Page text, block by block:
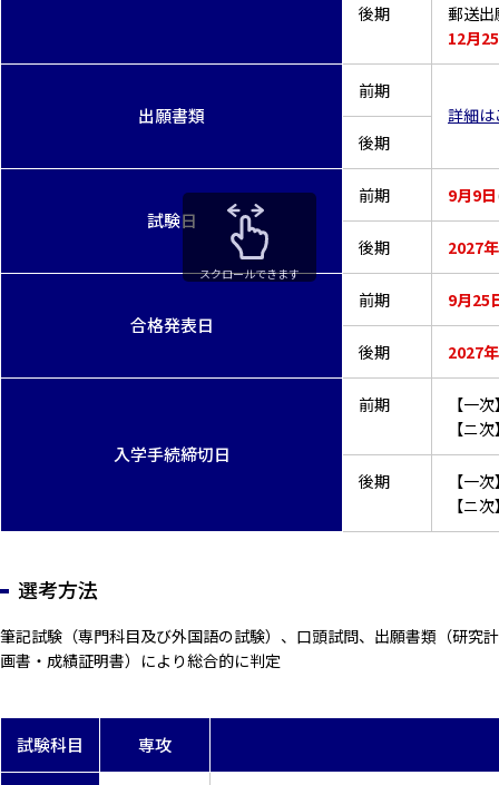
後期
郵送
12月
出願書類
前期
詳細
後期
試験日
前期 9月9日
後期 2027年
合格発表日
前期 9月25
後期 2027年
入学手続締切日
前期
【一
【ニ
後期
【一
【ニ
スクロールできます
選考方法
筆記試験（専門科目及び外国語の試験）、口頭試問、出願書類（研究計
画書・成績証明書）により総合的に判定
試験科目 専攻